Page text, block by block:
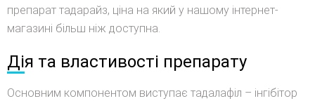
препарат тадарайз, ціна на який у нашому інтернет-
магазині більш ніж доступна.
Дія та властивості препарату
Основним компонентом виступає тадалафіл – інгібітор